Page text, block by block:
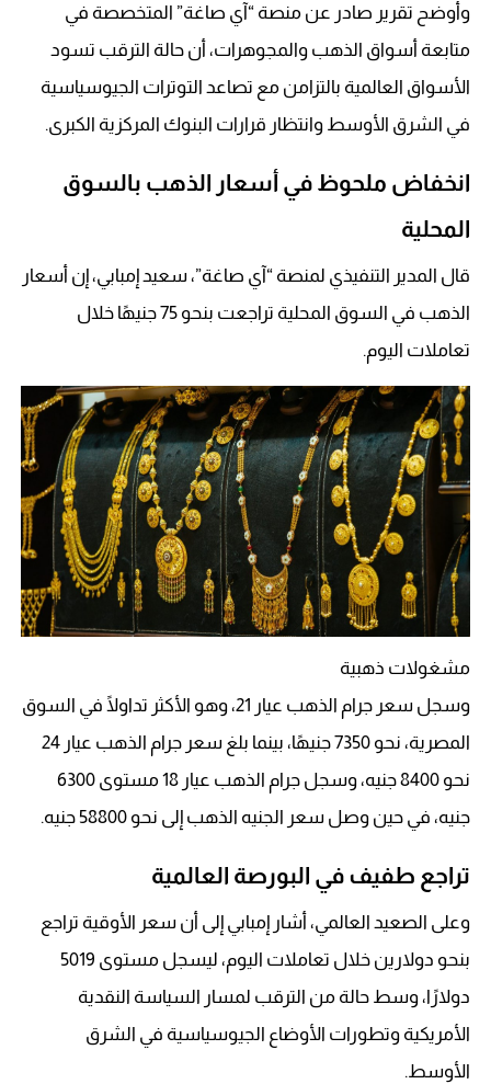
وأوضح تقرير صادر عن منصة “آي صاغة” المتخصصة في
متابعة أسواق الذهب والمجوهرات، أن حالة الترقب تسود
الأسواق العالمية بالتزامن مع تصاعد التوترات الجيوسياسية
في الشرق الأوسط وانتظار قرارات البنوك المركزية الكبرى.
انخفاض ملحوظ في أسعار الذهب بالسوق
المحلية
قال المدير التنفيذي لمنصة “آي صاغة”، سعيد إمبابي، إن أسعار
الذهب في السوق المحلية تراجعت بنحو 75 جنيهًا خلال
تعاملات اليوم.
مشغولات ذهبية
وسجل سعر جرام الذهب عيار 21، وهو الأكثر تداولًا في السوق
المصرية، نحو 7350 جنيهًا، بينما بلغ سعر جرام الذهب عيار 24
نحو 8400 جنيه، وسجل جرام الذهب عيار 18 مستوى 6300
جنيه، في حين وصل سعر الجنيه الذهب إلى نحو 58800 جنيه.
تراجع طفيف في البورصة العالمية
وعلى الصعيد العالمي، أشار إمبابي إلى أن سعر الأوقية تراجع
بنحو دولارين خلال تعاملات اليوم، ليسجل مستوى 5019
دولارًا، وسط حالة من الترقب لمسار السياسة النقدية
الأمريكية وتطورات الأوضاع الجيوسياسية في الشرق
الأوسط.